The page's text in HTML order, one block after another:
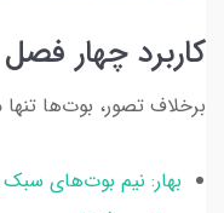
کاربرد چهار فصل
برخلاف تصور، بوت‌ها
بهار: نیم بوت‌های